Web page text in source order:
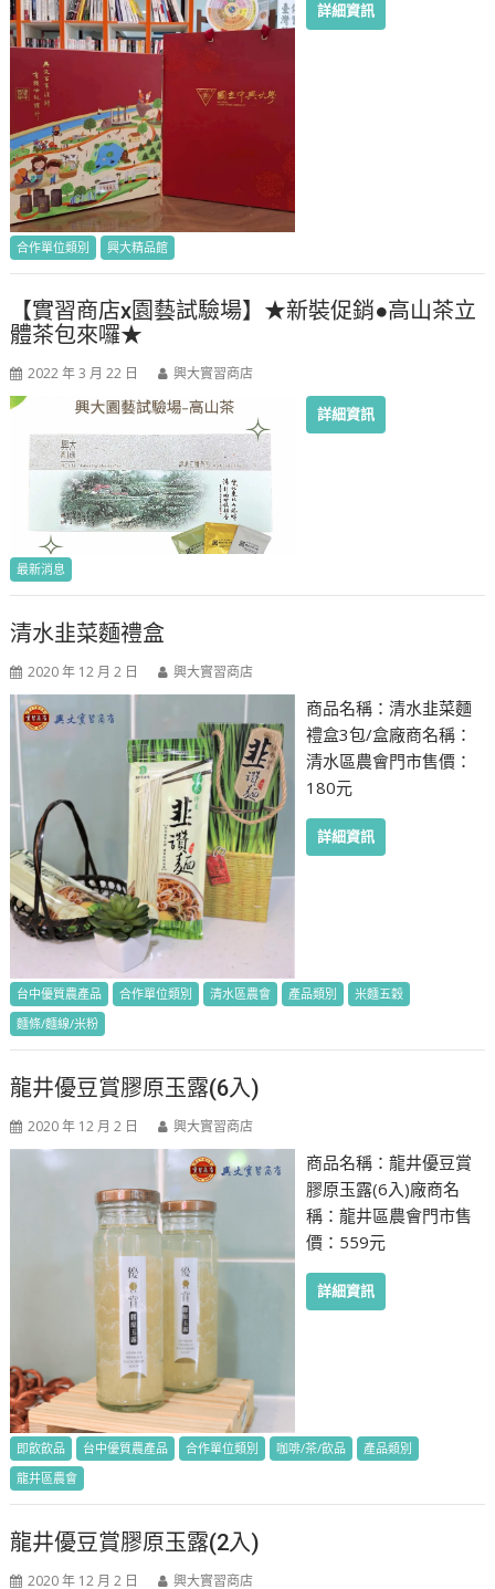
詳細資訊
合作單位類別 興大精品館
【實習商店x園藝試驗場】★新裝促銷●高山茶立
體茶包來囉★
2022 年 3 月 22 日 興大實習商店
詳細資訊
最新消息
清水韭菜麵禮盒
2020 年 12 月 2 日 興大實習商店
商品名稱：清水韭菜麵
禮盒3包/盒廠商名稱：
清水區農會門市售價：
180元
詳細資訊
台中優質農產品 合作單位類別 清水區農會 產品類別
米麵五穀
麵條/麵線/米粉
龍井優豆賞膠原玉露(6入)
2020 年 12 月 2 日 興大實習商店
商品名稱：龍井優豆賞
膠原玉露(6入)廠商名
稱：龍井區農會門市售
價：559元
詳細資訊
即飲飲品 台中優質農產品 合作單位類別 咖啡/茶/飲品
產品類別
龍井區農會
龍井優豆賞膠原玉露(2入)
2020 年 12 月 2 日 興大實習商店